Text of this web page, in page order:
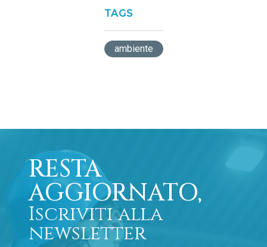
TAGS
ambiente
RESTA
AGGIORNATO,
Iscriviti alla
newsletter